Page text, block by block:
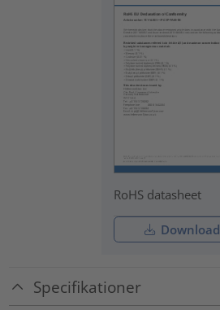
RoHS datasheet
Download
Specifikationer